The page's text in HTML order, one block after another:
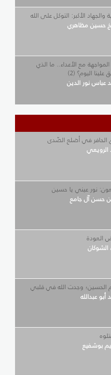
والجهاد الأكبر: التوكل على الله
حسين مظاهري
المواجهة مع الأعداء.. ما الذي
علينا اليوم؟ (2)
عباس نور الدين
الحافر في أضلع الصّدى
الرويعي
نور عيني يا حسين
حسن آل جامع
العودة
الشوكان
الحسين؛ وجدت الله في قلبي
عبدالله
بوشفيع